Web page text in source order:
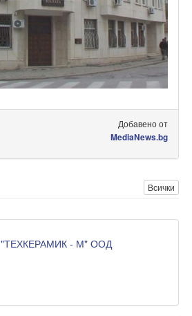
Добавено от
MediaNews.bg
Всички
"ТЕХКЕРАМИК - М" ООД